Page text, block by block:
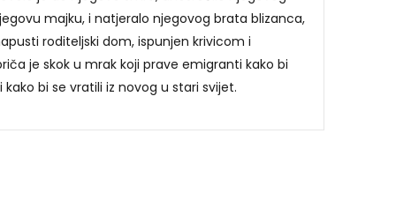
majku, i natjeralo njegovog brata blizanca,
roditeljski dom, ispunjen krivicom i
je skok u mrak koji prave emigranti kako bi
bi se vratili iz novog u stari svijet.